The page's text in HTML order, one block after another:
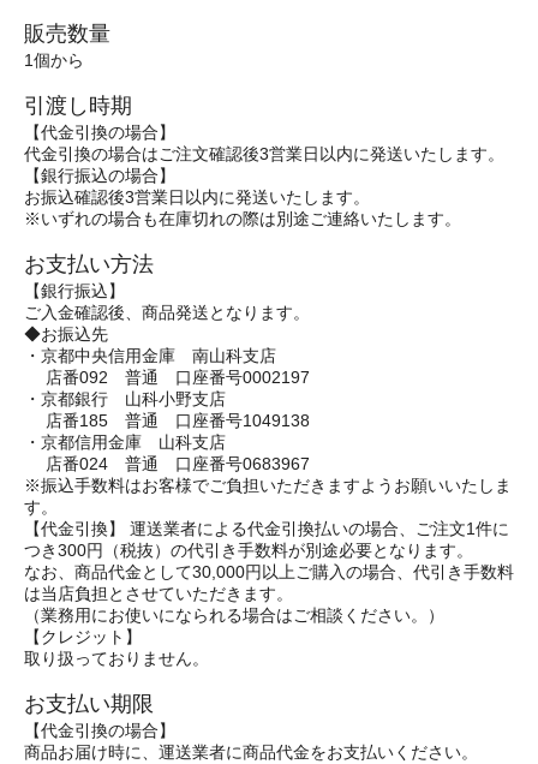
販売数量
1個から
引渡し時期
【代金引換の場合】
代金引換の場合はご注文確認後3営業日以内に発送いたします。
【銀行振込の場合】
お振込確認後3営業日以内に発送いたします。
※いずれの場合も在庫切れの際は別途ご連絡いたします。
お支払い方法
【銀行振込】
ご入金確認後、商品発送となります。
◆お振込先
・京都中央信用金庫 南山科支店
店番092 普通 口座番号0002197
・京都銀行 山科小野支店
店番185 普通 口座番号1049138
・京都信用金庫 山科支店
店番024 普通 口座番号0683967
※振込手数料はお客様でご負担いただきますようお願いいたしま
す。
【代金引換】 運送業者による代金引換払いの場合、ご注文1件に
つき300円（税抜）の代引き手数料が別途必要となります。
なお、商品代金として30,000円以上ご購入の場合、代引き手数料
は当店負担とさせていただきます。
（業務用にお使いになられる場合はご相談ください。）
【クレジット】
取り扱っておりません。
お支払い期限
【代金引換の場合】
商品お届け時に、運送業者に商品代金をお支払いください。